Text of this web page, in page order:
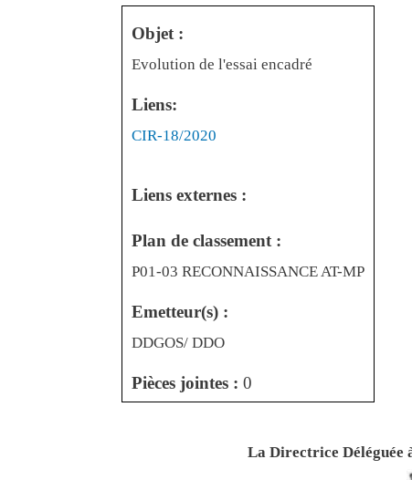
Objet :
Evolution de l'essai encadré
Liens:
Liens
CIR-18/2020
Liens externes :
Plan de classement :
P01-03 RECONNAISSANCE AT-MP
Emetteur(s) :
DDGOS/ DDO
Pièces jointes : 0
La Directrice Déléguée